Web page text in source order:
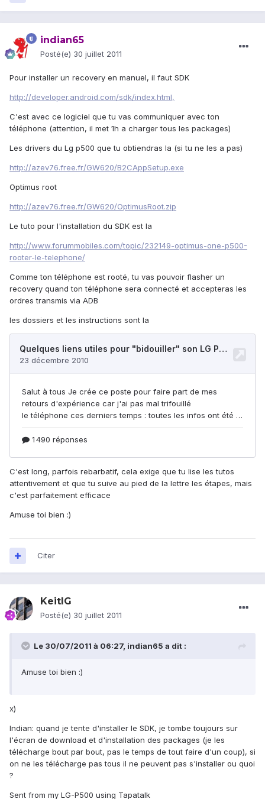
indian65
Posté(e) 30 juillet 2011
Pour installer un recovery en manuel, il faut SDK
http://developer.android.com/sdk/index.html,
C'est avec ce logiciel que tu vas communiquer avec ton
téléphone (attention, il met 1h a charger tous les packages)
Les drivers du Lg p500 que tu obtiendras la (si tu ne les a pas)
http://azev76.free.fr/GW620/B2CAppSetup.exe
Optimus root
http://azev76.free.fr/GW620/OptimusRoot.zip
Le tuto pour l'installation du SDK est la
http://www.forummobiles.com/topic/232149-optimus-one-p500-
rooter-le-telephone/
Comme ton téléphone est rooté, tu vas pouvoir flasher un
recovery quand ton téléphone sera connecté et accepteras les
ordres transmis via ADB
les dossiers et les instructions sont la
C'est long, parfois rebarbatif, cela exige que tu lise les tutos
attentivement et que tu suive au pied de la lettre les étapes, mais
c'est parfaitement efficace
Amuse toi bien :)
Citer
KeitIG
Posté(e) 30 juillet 2011
Le 30/07/2011 à 06:27, indian65 a dit :
Amuse toi bien :)
x)
Indian: quand je tente d'installer le SDK, je tombe toujours sur
l'écran de download et d'installation des packages (je les
télécharge bout par bout, pas le temps de tout faire d'un coup), si
on ne les télécharge pas tous il ne peuvent pas s'installer ou quoi
?
Sent from my LG-P500 using Tapatalk